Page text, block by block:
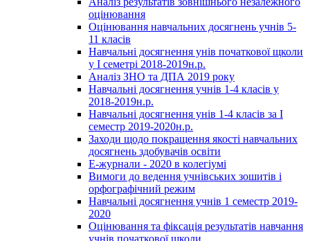
оцінювання
Оцінювання навчальних досягнень учнів 5-
11 класів
Навчальні досягнення унів початкової щколи
у І семетрі 2018-2019н.р.
Аналіз ЗНО та ДПА 2019 року
Навчальні досягнення учнів 1-4 класів у
2018-2019н.р.
Навчальні досягнення унів 1-4 класів за І
семестр 2019-2020н.р.
Заходи щодо покращення якості навчальних
досягнень здобувачів освіти
Е-журнали - 2020 в колегіумі
Вимоги до ведення учнівських зошитів і
орфографічний режим
Навчальні досягнення учнів 1 семестр 2019-
2020
Оцінювання та фіксація результатів навчання